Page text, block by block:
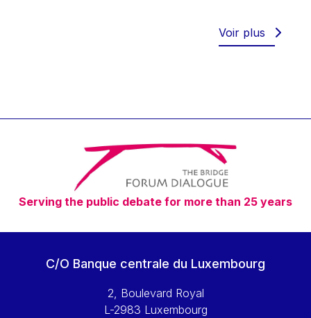
Timothy Radcliffe
Vaclav Klaus
Vassilios Skouris
Vítor Manuel da Silva Caldeira
Viviane Reding
Walter Hagg
Wolfgang Ketterle
Voir plus
Serving the public debate for more than 25 years
C/O Banque centrale du Luxembourg
2, Boulevard Royal
L-2983 Luxembourg